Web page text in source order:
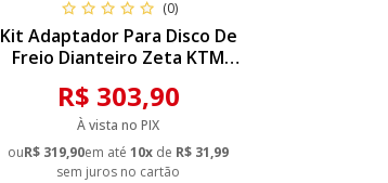
(0)
Kit Adaptador Para Disco De
Freio Dianteiro Zeta KTM
15/17
R$ 303,90
À vista no PIX
ouR$ 319,90em até10x de R$ 31,99
sem juros no cartão